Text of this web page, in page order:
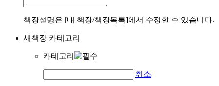
책장설명은 [내 책장/책장목록]에서 수정할 수 있습니다.
새책장 카테고리
카테고리
취소